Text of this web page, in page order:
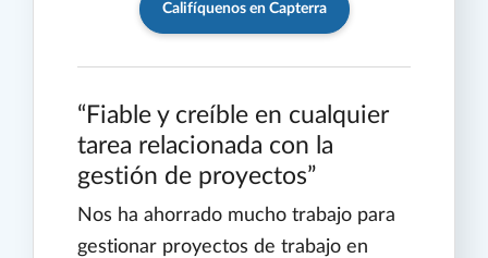
Califíquenos en Capterra
Fiable y creíble en cualquier
tarea relacionada con la
gestión de proyectos
Nos ha ahorrado mucho trabajo para
gestionar proyectos de trabajo en